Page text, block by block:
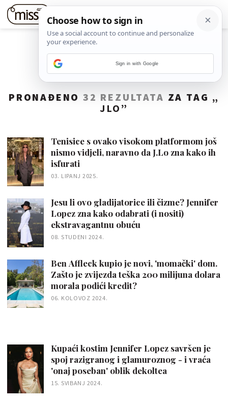
PRONAĐENO32 REZULTATA ZA TAG „
JLO ”
Tenisice s ovako visokom platformom još
nismo vidjeli, naravno da J.Lo zna kako ih
isfurati
03. LIPANJ 2025.
Jesu li ovo gladijatorice ili čizme? Jennifer
Lopez zna kako odabrati (i nositi)
ekstravagantnu obuću
08. STUDENI 2024.
Ben Affleck kupio je novi, 'momački' dom.
Zašto je zvijezda teška 200 milijuna dolara
morala podići kredit?
06. KOLOVOZ 2024.
Kupaći kostim Jennifer Lopez savršen je
spoj razigranog i glamuroznog - i vraća
'onaj poseban' oblik dekoltea
15. SVIBANJ 2024.
Sign in with Google